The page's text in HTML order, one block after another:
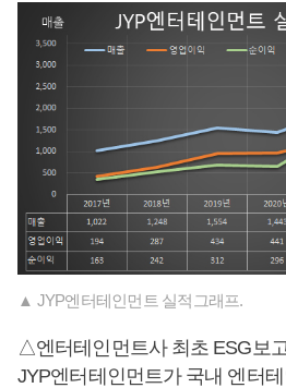
▲ JYP엔터테인먼트 실적그래프.
△엔터테인먼트사 최초 ESG보
JYP엔터테인먼트가 국내 엔터